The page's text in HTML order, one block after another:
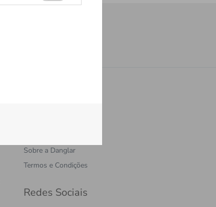
Sobre a Danglar
Termos e Condições
Redes Sociais